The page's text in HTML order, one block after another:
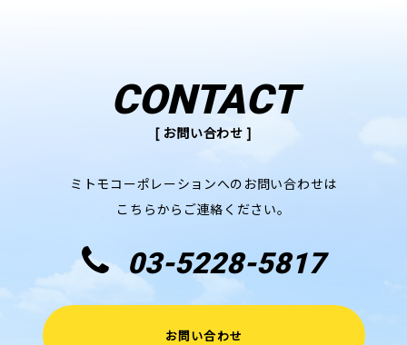
CONTACT
[ お問い合わせ ]
ミトモコーポレーションへのお問い合わせは
こちらからご連絡ください。
03-5228-5817
お問い合わせ